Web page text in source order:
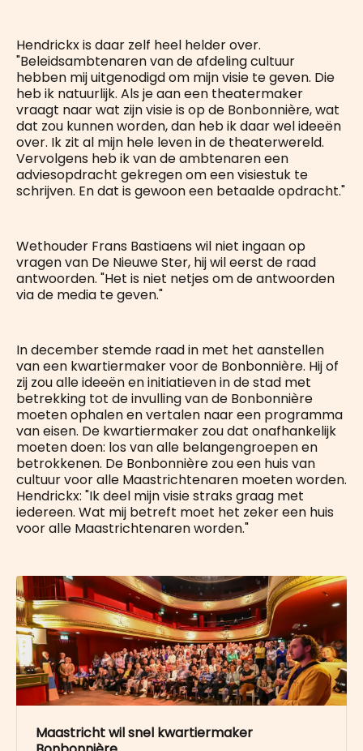
Hendrickx is daar zelf heel helder over.
"Beleidsambtenaren van de afdeling cultuur
hebben mij uitgenodigd om mijn visie te geven. Die
heb ik natuurlijk. Als je aan een theatermaker
vraagt naar wat zijn visie is op de Bonbonnière, wat
dat zou kunnen worden, dan heb ik daar wel ideeën
over. Ik zit al mijn hele leven in de theaterwereld.
Vervolgens heb ik van de ambtenaren een
adviesopdracht gekregen om een visiestuk te
schrijven. En dat is gewoon een betaalde opdracht."
Wethouder Frans Bastiaens wil niet ingaan op
vragen van De Nieuwe Ster, hij wil eerst de raad
antwoorden. "Het is niet netjes om de antwoorden
via de media te geven."
In december stemde raad in met het aanstellen
van een kwartiermaker voor de Bonbonnière. Hij of
zij zou alle ideeën en initiatieven in de stad met
betrekking tot de invulling van de Bonbonnière
moeten ophalen en vertalen naar een programma
van eisen. De kwartiermaker zou dat onafhankelijk
moeten doen: los van alle belangengroepen en
betrokkenen. De Bonbonnière zou een huis van
cultuur voor alle Maastrichtenaren moeten worden.
Hendrickx: "Ik deel mijn visie straks graag met
iedereen. Wat mij betreft moet het zeker een huis
voor alle Maastrichtenaren worden."
Maastricht wil snel kwartiermaker